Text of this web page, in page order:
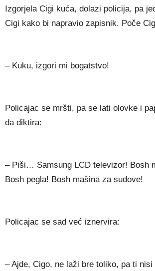
Izgorjela Cigi kuća, dolazi policija, pa
Cigi kako bi napravio zapisnik. Poče
– Kuku, izgori mi bogatstvo!
Policajac se mršti, pa se lati olovke i
da diktira:
– Piši… Samsung LCD televizor! Bosh
Bosh pegla! Bosh mašina za sudove!
Policajac se sad već iznervira:
– Ajde, Cigo, ne laži bre toliko, pa ti